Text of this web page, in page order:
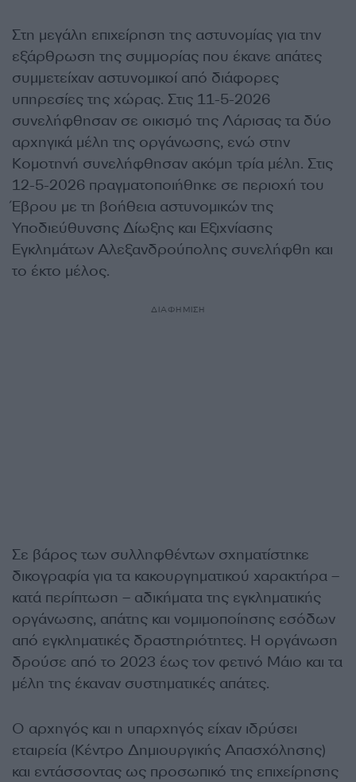
Στη μεγάλη επιχείρηση της αστυνομίας για την
εξάρθρωση της συμμορίας που έκανε απάτες
συμμετείχαν αστυνομικοί από διάφορες
υπηρεσίες της χώρας. Στις 11-5-2026
συνελήφθησαν σε οικισμό της Λάρισας τα δύο
αρχηγικά μέλη της οργάνωσης, ενώ στην
Κομοτηνή συνελήφθησαν ακόμη τρία μέλη. Στις
12-5-2026 πραγματοποιήθηκε σε περιοχή του
Έβρου με τη βοήθεια αστυνομικών της
Υποδιεύθυνσης Δίωξης και Εξιχνίασης
Εγκλημάτων Αλεξανδρούπολης συνελήφθη και
το έκτο μέλος.
ΔΙΑΦΗΜΙΣΗ
Σε βάρος των συλληφθέντων σχηματίστηκε
δικογραφία για τα κακουργηματικού χαρακτήρα –
κατά περίπτωση – αδικήματα της εγκληματικής
οργάνωσης, απάτης και νομιμοποίησης εσόδων
από εγκληματικές δραστηριότητες. Η οργάνωση
δρούσε από το 2023 έως τον φετινό Μάιο και τα
μέλη της έκαναν συστηματικές απάτες.
Ο αρχηγός και η υπαρχηγός είχαν ιδρύσει
εταιρεία (Κέντρο Δημιουργικής Απασχόλησης)
και εντάσσοντας ως προσωπικό της επιχείρησης